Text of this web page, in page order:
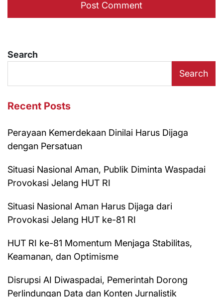
Search
Search
Recent Posts
Perayaan Kemerdekaan Dinilai Harus Dijaga
dengan Persatuan
Situasi Nasional Aman, Publik Diminta Waspadai
Provokasi Jelang HUT RI
Situasi Nasional Aman Harus Dijaga dari
Provokasi Jelang HUT ke-81 RI
HUT RI ke-81 Momentum Menjaga Stabilitas,
Keamanan, dan Optimisme
Disrupsi AI Diwaspadai, Pemerintah Dorong
Perlindungan Data dan Konten Jurnalistik